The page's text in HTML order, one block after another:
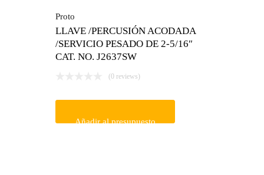
Proto
LLAVE /PERCUSIÓN ACODADA
/SERVICIO PESADO DE 2-5/16″
CAT. NO. J2637SW
(0 reviews)
Añadir al presupuesto